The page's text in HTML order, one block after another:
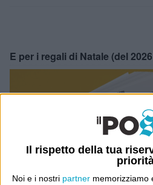
Il rispetto della tua
Noi e i nostri partner memorizziamo
E per i regali di Natale (del